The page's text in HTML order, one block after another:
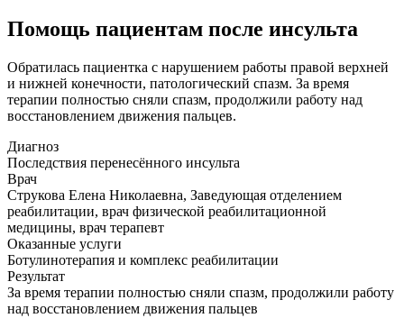
Помощь пациентам после инсульта
Обратилась пациентка с нарушением работы правой верхней
и нижней конечности, патологический спазм. За время
терапии полностью сняли спазм, продолжили работу над
восстановлением движения пальцев.
Диагноз
Последствия перенесённого инсульта
Врач
Струкова Елена Николаевна, Заведующая отделением
реабилитации, врач физической реабилитационной
медицины, врач терапевт
Оказанные услуги
Ботулинотерапия и комплекс реабилитации
Результат
За время терапии полностью сняли спазм, продолжили работу
над восстановлением движения пальцев